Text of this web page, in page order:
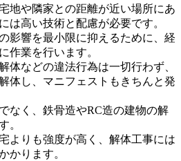
地や隣家との距離が近い場所にあ
は高い技術と配慮が必要です。
影響を最小限に抑えるために、経
作業を行います。
体などの違法行為は一切行わず、
体し、マニフェストもきちんと発
なく、鉄骨造やRC造の建物の解
。
よりも強度が高く、解体工事には
かります。